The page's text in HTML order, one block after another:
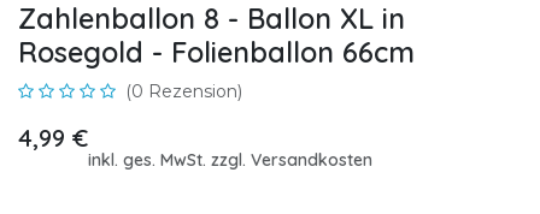
Zahlenballon 8 - Ballon XL in
Rosegold - Folienballon 66cm
(0 Rezension)
4,99 €
inkl. ges. MwSt. zzgl. Versandkosten